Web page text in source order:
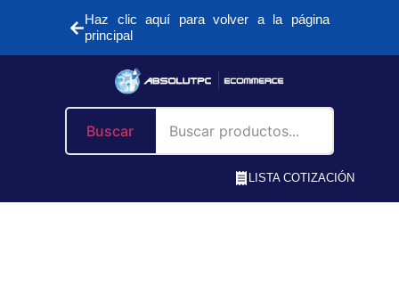
Haz clic aquí para volver a la página
principal
Buscar
LISTA COTIZACIÓN